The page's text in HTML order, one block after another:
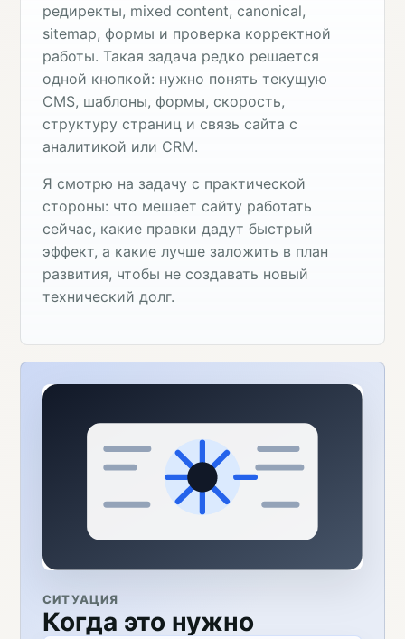
редиректы, mixed content, canonical,
sitemap, формы и проверка корректной
работы. Такая задача редко решается
одной кнопкой: нужно понять текущую
CMS, шаблоны, формы, скорость,
структуру страниц и связь сайта с
аналитикой или CRM.
Я смотрю на задачу с практической
стороны: что мешает сайту работать
сейчас, какие правки дадут быстрый
эффект, а какие лучше заложить в план
развития, чтобы не создавать новый
технический долг.
СИТУАЦИЯ
Когда это нужно